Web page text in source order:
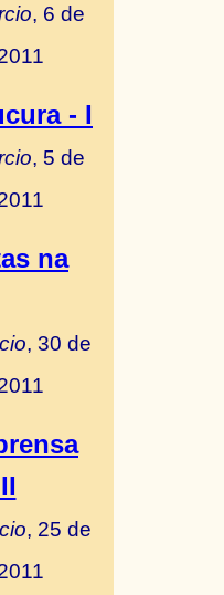
, 6 de
- I
, 5 de
na
, 30 de
, 25 de